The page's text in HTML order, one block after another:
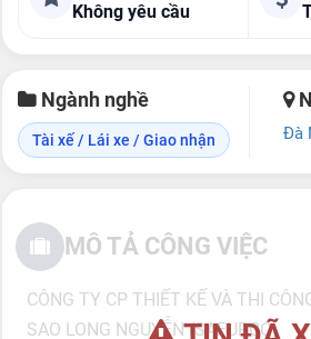
Không yêu cầu
Ngành nghề
Tài xế / Lái xe / Giao nhận Đà
MÔ TẢ CÔNG VIỆC
CÔNG TY CP THIẾT KẾ VÀ THI
SAO LONG NGUYỄN (SAFURCO)